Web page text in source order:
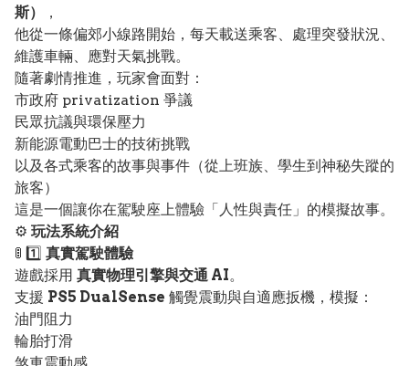
斯）
，
他從一條偏郊小線路開始，每天載送乘客、處理突發狀況、
維護車輛、應對天氣挑戰。
隨著劇情推進，玩家會面對：
市政府 privatization 爭議
民眾抗議與環保壓力
新能源電動巴士的技術挑戰
以及各式乘客的故事與事件（從上班族、學生到神秘失蹤的
旅客）
這是一個讓你在駕駛座上體驗「人性與責任」的模擬故事。
⚙️ 玩法系統介紹
🚦 1️⃣ 真實駕駛體驗
遊戲採用 真實物理引擎與交通 AI。
支援 PS5 DualSense 觸覺震動與自適應扳機，模擬：
油門阻力
輪胎打滑
煞車震動感